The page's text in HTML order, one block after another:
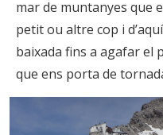
mar de muntanyes que
petit ou altre cop i
baixada fins a agafar el
que ens porta de